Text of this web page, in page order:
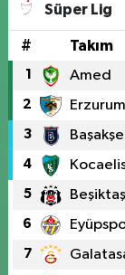
Süper Lig
# Takım
1 Amed
2
3
4
5 Beşiktaş
6
7